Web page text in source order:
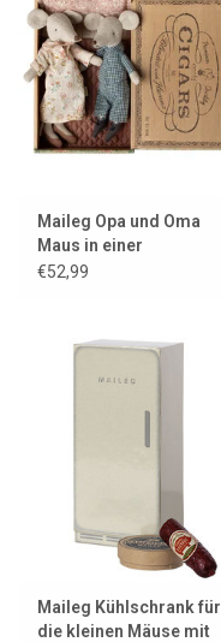
Maileg Opa und Oma
Maus in einer
Zigarrenkiste
€52,99
Maileg Kühlschrank für
die kleinen Mäuse mit